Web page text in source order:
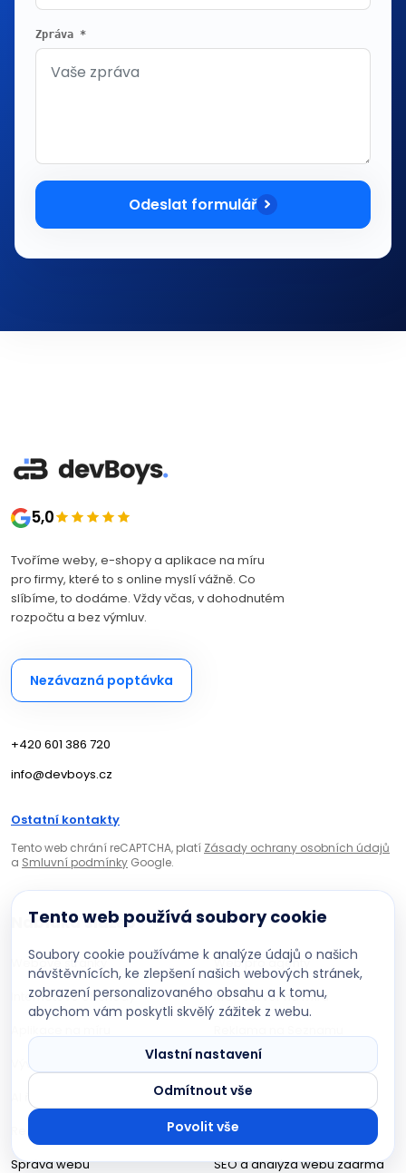
Zpráva *
Odeslat formulář
5,0
Tvoříme weby, e-shopy a aplikace na míru
pro firmy, které to s online myslí vážně. Co
slíbíme, to dodáme. Vždy včas, v dohodnutém
rozpočtu a bez výmluv.
Nezávazná poptávka
+420 601 386 720
info@devboys.cz
Ostatní kontakty
Tento web chrání reCAPTCHA, platí Zásady ochrany osobních údajů
a Smluvní podmínky Google.
Nabídka služeb
Webové stránky
Internetové obchody
Vývoj portálů
AI řešení
Redesign webu
Správa webu
Web pro agenty
MCP server na míru
Weby pro podnikatele od 7
990 Kč
Tvorba webu v regionech
SEO a analýza webu zdarma
Tento web používá soubory cookie
Soubory cookie používáme k analýze údajů o našich
návštěvnících, ke zlepšení našich webových stránek,
zobrazení personalizovaného obsahu a k tomu,
abychom vám poskytli skvělý zážitek z webu.
Vlastní nastavení
Odmítnout vše
Povolit vše
DevBoys AI asistent